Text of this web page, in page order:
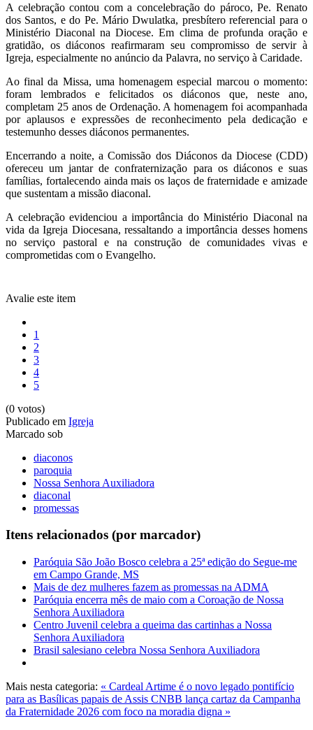
A celebração contou com a concelebração do pároco, Pe. Renato
dos Santos, e do Pe. Mário Dwulatka, presbítero referencial para o
Ministério Diaconal na Diocese. Em clima de profunda oração e
gratidão, os diáconos reafirmaram seu compromisso de servir à
Igreja, especialmente no anúncio da Palavra, no serviço à Caridade.
Ao final da Missa, uma homenagem especial marcou o momento:
foram lembrados e felicitados os diáconos que, neste ano,
completam 25 anos de Ordenação. A homenagem foi acompanhada
por aplausos e expressões de reconhecimento pela dedicação e
testemunho desses diáconos permanentes.
Encerrando a noite, a Comissão dos Diáconos da Diocese (CDD)
ofereceu um jantar de confraternização para os diáconos e suas
famílias, fortalecendo ainda mais os laços de fraternidade e amizade
que sustentam a missão diaconal.
A celebração evidenciou a importância do Ministério Diaconal na
vida da Igreja Diocesana, ressaltando a importância desses homens
no serviço pastoral e na construção de comunidades vivas e
comprometidas com o Evangelho.
Avalie este item
1
2
3
4
5
(0 votos)
Publicado em Igreja
Marcado sob
diaconos
paroquia
Nossa Senhora Auxiliadora
diaconal
promessas
Itens relacionados (por marcador)
Paróquia São João Bosco celebra a 25ª edição do Segue-me
em Campo Grande, MS
Mais de dez mulheres fazem as promessas na ADMA
Paróquia encerra mês de maio com a Coroação de Nossa
Senhora Auxiliadora
Centro Juvenil celebra a queima das cartinhas a Nossa
Senhora Auxiliadora
Brasil salesiano celebra Nossa Senhora Auxiliadora
Mais nesta categoria: « Cardeal Artime é o novo legado pontifício
para as Basílicas papais de Assis CNBB lança cartaz da Campanha
da Fraternidade 2026 com foco na moradia digna »